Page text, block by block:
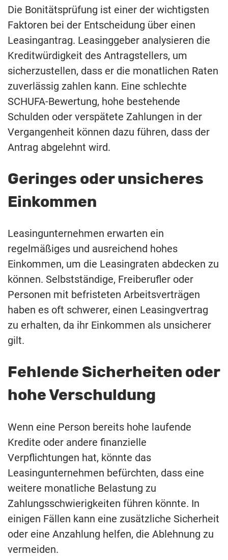
Die Bonitätsprüfung ist einer der wichtigsten
Faktoren bei der Entscheidung über einen
Leasingantrag. Leasinggeber analysieren die
Kreditwürdigkeit des Antragstellers, um
sicherzustellen, dass er die monatlichen Raten
zuverlässig zahlen kann. Eine schlechte
SCHUFA-Bewertung, hohe bestehende
Schulden oder verspätete Zahlungen in der
Vergangenheit können dazu führen, dass der
Antrag abgelehnt wird.
Geringes oder unsicheres
Einkommen
Leasingunternehmen erwarten ein
regelmäßiges und ausreichend hohes
Einkommen, um die Leasingraten abdecken zu
können. Selbstständige, Freiberufler oder
Personen mit befristeten Arbeitsverträgen
haben es oft schwerer, einen Leasingvertrag
zu erhalten, da ihr Einkommen als unsicherer
gilt.
Fehlende Sicherheiten oder
hohe Verschuldung
Wenn eine Person bereits hohe laufende
Kredite oder andere finanzielle
Verpflichtungen hat, könnte das
Leasingunternehmen befürchten, dass eine
weitere monatliche Belastung zu
Zahlungsschwierigkeiten führen könnte. In
einigen Fällen kann eine zusätzliche Sicherheit
oder eine Anzahlung helfen, die Ablehnung zu
vermeiden.